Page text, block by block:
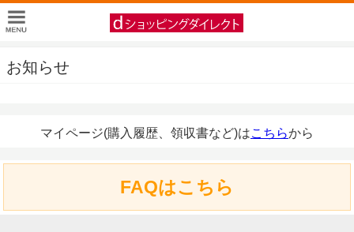
お知らせ
マイページ(購入履歴、領収書など)はこちらから
FAQはこちら